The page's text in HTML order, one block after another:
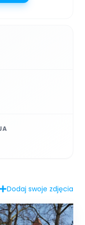
Dodaj swoje zdjęcia